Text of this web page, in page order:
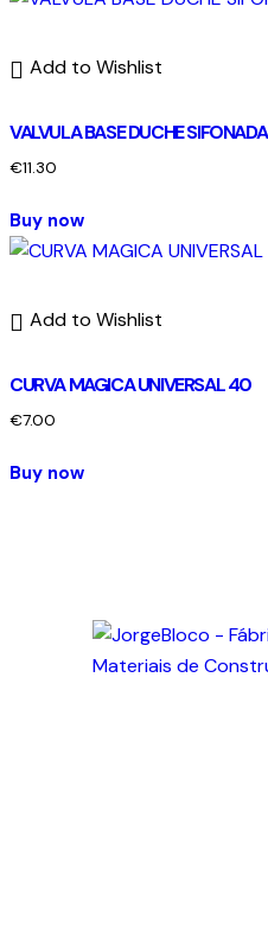
Add to Wishlist
VALVULA BASE DUCHE
€11.30
Buy now
Add to Wishlist
CURVA MAGICA UNIVERSAL 40
€7.00
Buy now